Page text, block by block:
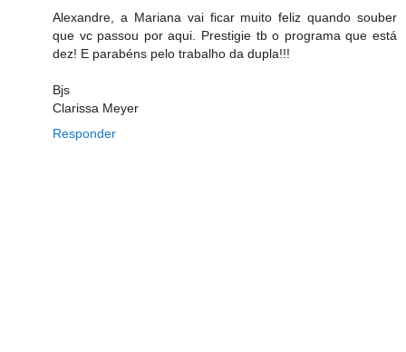
Alexandre, a Mariana vai ficar muito feliz quando souber
que vc passou por aqui. Prestigie tb o programa que está
dez! E parabéns pelo trabalho da dupla!!!
Bjs
Clarissa Meyer
Responder